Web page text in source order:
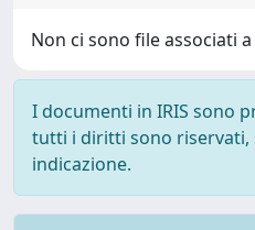
Non ci sono file associati
I documenti in IRIS sono
tutti i diritti sono riservati,
indicazione.